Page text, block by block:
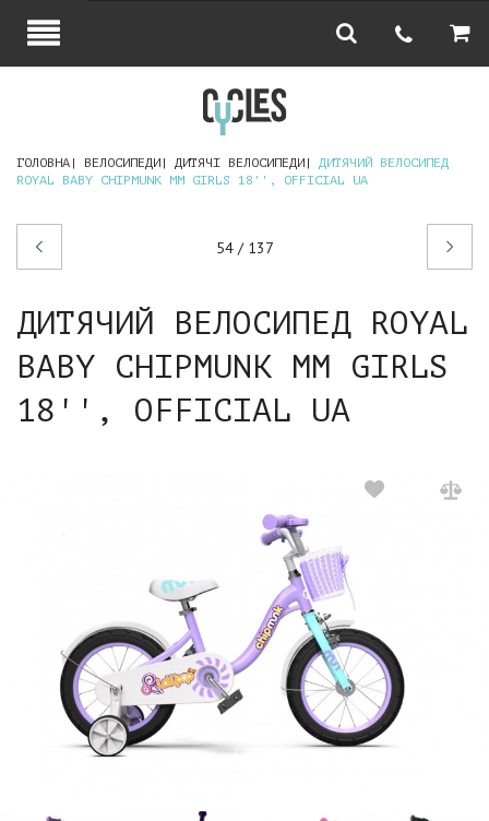
ГОЛОВНА ВЕЛОСИПЕДИ ДИТЯЧІ ВЕЛОСИПЕДИ
ДИТЯЧИЙ ВЕЛОСИПЕД
ROYAL BABY CHIPMUNK MM GIRLS 18'', OFFICIAL UA
54 / 137
Наступний
ДИТЯЧИЙ ВЕЛОСИПЕД ROYAL
BABY CHIPMUNK MM GIRLS
18'', OFFICIAL UA